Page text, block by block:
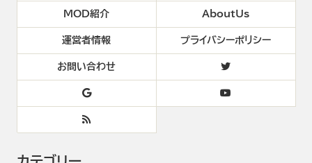
MOD紹介 AboutUs
運営者情報 プライバシーポリシー
お問い合わせ